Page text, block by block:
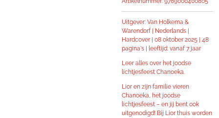
Uitgever: Van Holkema &
Warendorf | Nederlands |
Hardcover | 08 oktober 2025 | 48
pagina's | leeftijd: vanaf 7 jaar
Leer alles over het joodse
lichtjesfeest Chanoeka.
Lior en zijn familie vieren
Chanoeka, het joodse
lichtjesfeest – en jij bent ook
uitgenodigd! Bij Lior thuis worden